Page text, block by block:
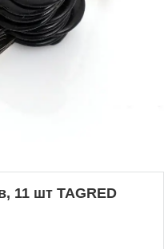
11 шт TAGRED